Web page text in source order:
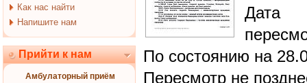
Как нас найти
Напишите нам
Прийти к нам
Амбулаторный приём
Дата
По состоянию на
Пересмотр не